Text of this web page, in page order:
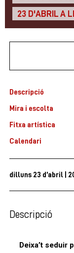
23 D'ABRIL A
Descripció
Mira i escolta
Fitxa artística
Calendari
dilluns 23 d’abril
Descripció
Deixa’t seduir